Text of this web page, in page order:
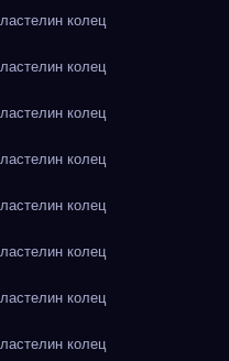
колец
колец
колец
колец
колец
колец
колец
колец